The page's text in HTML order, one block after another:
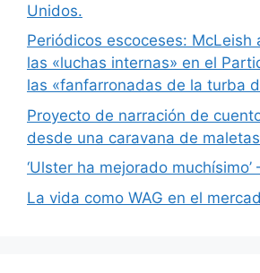
Unidos.
Periódicos escoceses: McLeish
las «luchas internas» en el
las «fanfarronadas de la turba
Proyecto de narración de
desde una caravana de
‘Ulster ha mejorado muchísimo’
La vida como WAG en el